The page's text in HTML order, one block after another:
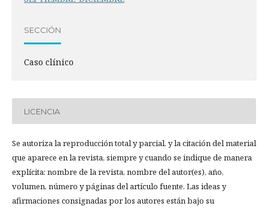
SECCIÓN
Caso clínico
LICENCIA
Se autoriza la reproducción total y parcial, y la citación del material
que aparece en la revista, siempre y cuando se indique de manera
explícita: nombre de la revista, nombre del autor(es), año,
volumen, número y páginas del artículo fuente. Las ideas y
afirmaciones consignadas por los autores están bajo su